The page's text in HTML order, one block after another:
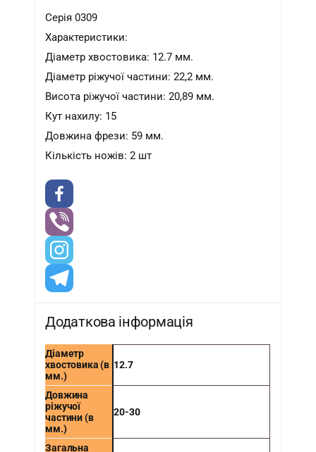
Серія 0309
Характеристики:
Діаметр хвостовика: 12.7 мм.
Діаметр ріжучої частини: 22,2 мм.
Висота ріжучої частини: 20,89 мм.
Кут нахилу: 15
Довжина фрези: 59 мм.
Кількість ножів: 2 шт
Додаткова інформація
Діаметр
хвостовика (в
мм.)
12.7
Довжина
ріжучої
частини (в
мм.)
20-30
Загальна